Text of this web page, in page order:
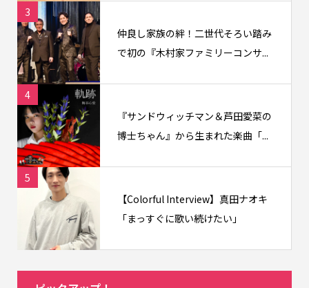
3
仲良し家族の絆！二世代そろい踏み
で初の『木村家ファミリーコンサ...
4
『サンドウィッチマン＆芦田愛菜の
博士ちゃん』から生まれた楽曲「...
5
【Colorful Interview】真田ナオキ
「まっすぐに歌い続けたい」